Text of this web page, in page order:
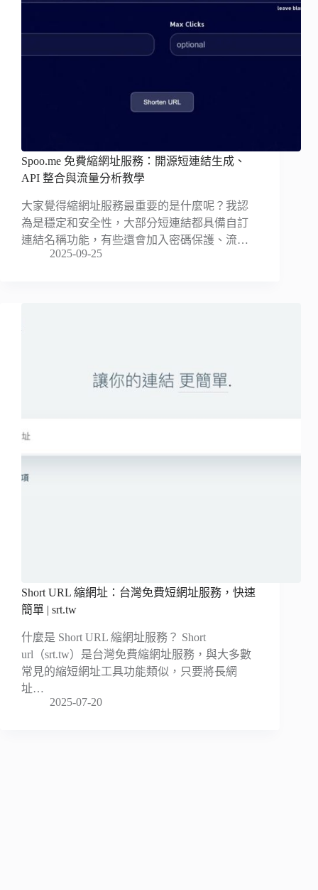
Spoo.me 免費縮網址服務：開源短連結生成、
API 整合與流量分析教學
大家覺得縮網址服務最重要的是什麼呢？我認
為是穩定和安全性，大部分短連結都具備自訂
連結名稱功能，有些還會加入密碼保護、流…
2025-09-25
Short URL 縮網址：台灣免費短網址服務，快速
簡單 | srt.tw
什麼是 Short URL 縮網址服務？ Short
url（srt.tw）是台灣免費縮網址服務，與大多數
常見的縮短網址工具功能類似，只要將長網
址…
2025-07-20